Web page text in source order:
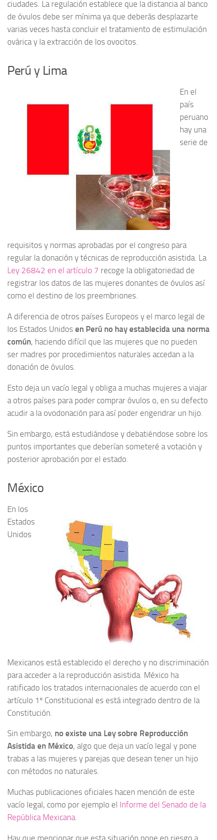
ciudades. La regulación establece que la distancia al banco
de óvulos debe ser mínima ya que deberás desplazarte
varias veces hasta concluir el tratamiento de estimulación
ovárica y la extracción de los ovocitos.
Perú y Lima
En el
país
peruano
hay una
serie de
requisitos y normas aprobadas por el congreso para
regular la donación y técnicas de reproducción asistida. La
Ley 26842 en el artículo 7 recoge la obligatoriedad de
registrar los datos de las mujeres donantes de óvulos así
como el destino de los preembriones.
A diferencia de otros países Europeos y el marco legal de
los Estados Unidos en Perú no hay establecida una norma
común, haciendo difícil que las mujeres que no pueden
ser madres por procedimientos naturales accedan a la
donación de óvulos.
Esto deja un vacío legal y obliga a muchas mujeres a viajar
a otros países para poder comprar óvulos o, en su defecto
acudir a la ovodonación para así poder engendrar un hijo.
Sin embargo, está estudiándose y debatiéndose sobre los
puntos importantes que deberían someteré a votación y
posterior aprobación por el estado.
México
En los
Estados
Unidos
Mexicanos está establecido el derecho y no discriminación
para acceder a la reproducción asistida. México ha
ratificado los tratados internacionales de acuerdo con el
artículo 1º Constitucional es está integrado dentro de la
Constitución.
Sin embargo, no existe una Ley sobre Reproducción
Asistida en México, algo que deja un vacío legal y pone
trabas a las mujeres y parejas que desean tener un hijo
con métodos no naturales.
Muchas publicaciones oficiales hacen mención de este
vacío legal, como por ejemplo el Informe del Senado de la
República Mexicana.
Hay que mencionar que esta situación pone en riesgo a